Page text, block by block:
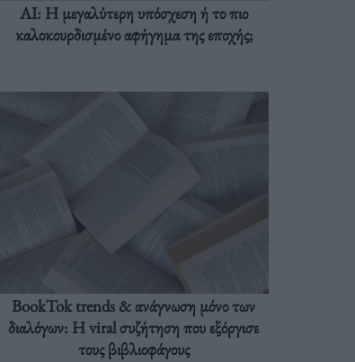
AI: Η μεγαλύτερη υπόσχεση ή το πιο
καλοκουρδισμένο αφήγημα της εποχής;
BookTok trends & ανάγνωση μόνο των
διαλόγων: Η viral συζήτηση που εξόργισε
τους βιβλιοφάγους